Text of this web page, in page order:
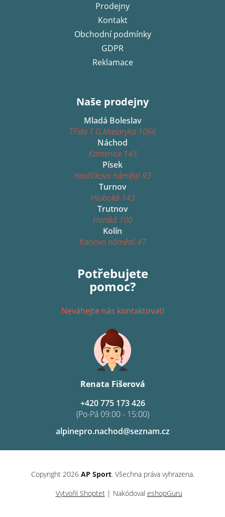
Prodejny
Kontakt
Obchodní podmínky
GDPR
Reklamace
Naše prodejny
Mladá Boleslav
Třída T.G.Masaryka 1066
Náchod
Kamenice 143
Písek
Havlíčkovo náměstí 93
Turnov
Hluboká 143
Trutnov
Horská 100
Kolín
Karlovo náměstí 47
Potřebujete
pomoc?
Neváhejte nás kontaktovat!
Renata Fišerová
alpinepro.nachod@seznam.cz
+420 775 173 426
(Po-Pá 09:00 - 15:00)
Vytvořil Shoptet| Nakódoval eshopGuru
Copyright 2026 AP Sport. Všechna práva vyhrazena.